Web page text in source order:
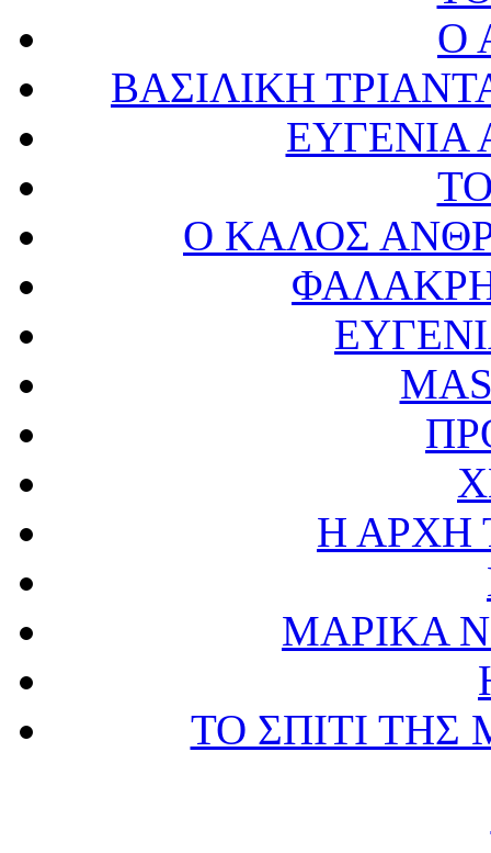
Ο
ΒΑΣΙΛΙΚΗ
ΕΥΓΕΝΙΑ
Ο ΚΑΛΟΣ
ΦΑΛΑΚΡΗ
Η ΑΡΧΗ
ΜΑΡΙΚΑ
ΤΟ ΣΠΙΤΙ